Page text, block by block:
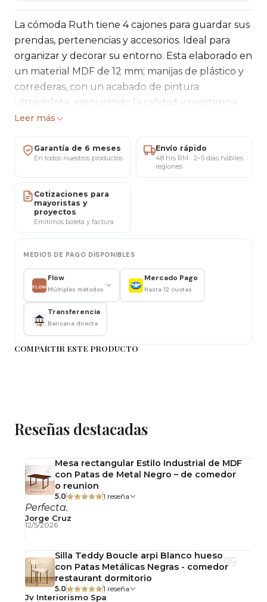
La cómoda Ruth tiene 4 cajones para guardar sus
prendas, pertenencias y accesorios. Ideal para
organizar y decorar su entorno. Esta elaborado en
un material MDF de 12 mm; manijas de plástico y
correderas, con un acabado de pintura
ultravioleta, asegurando la calidad y resistencia
del producto. Innova tu entorno aportando más
Altura: 93 cm
Ancho: 56 cm
Profundidad: 39 cm
embalados, con sus instrucciones y accesorios.
- Se recomienda limpiar el producto con una
franela seca o un paño suave, no use abrasivos,
los objetos pueden cambiar debido al brillo.
- Contaras con una garantía de 6 meses (solo por
- Si tienes dudas sobre este mueble contáctanos
al Privado.
Leer más
Garantía de 6 meses
En todos nuestros productos
Envío rápido
48 hrs RM · 2–5 días hábiles
regiones
Cotizaciones para
mayoristas y
proyectos
Emitimos boleta y factura
MEDIOS DE PAGO DISPONIBLES
FLOW
Flow
Múltiples métodos
Mercado Pago
Hasta 12 cuotas
Transferencia
Bancaria directa
COMPARTIR ESTE PRODUCTO
Reseñas destacadas
Mesa rectangular Estilo Industrial de MDF
con Patas de Metal Negro – de comedor
o reunion
5.0 1 reseña
Perfecta.
Jorge Cruz
12/5/2026
Silla Teddy Boucle arpi Blanco hueso
con Patas Metálicas Negras - comedor
restaurant dormitorio
5.0 1 reseña
Jv Interiorismo Spa